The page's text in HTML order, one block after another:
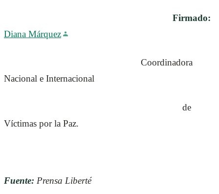
Firmado:
Diana Márquez
Coordinadora
Nacional e Internacional
de
Víctimas por la Paz.
Fuente: Prensa Liberté